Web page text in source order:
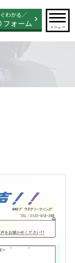
わかる／
フォーム メニュー